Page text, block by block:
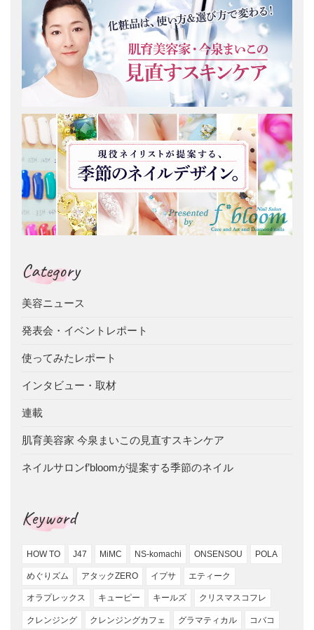
Category
美容ニュース
発表会・イベントレポート
使ってみたレポート
インタビュー・取材
連載
肌育美容家 今泉まいこの見直すスキンケア
ネイルサロンf’bloomが提案する季節のネイル
Keyword
HOW TO J47 MiMC NS-komachi ONSENSOU POLA
めぐりズム アタックZERO イプサ エティーク
オラプレックス キューピー キールズ クリスマスコフレ
クレンジング クレンジングカフェ グラマティカル コバコ